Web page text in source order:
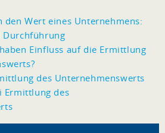
Wert eines Unternehmens:
Durchführung
Einfluss auf die Ermittlung
des Unternehmenswerts
Ermittlung des